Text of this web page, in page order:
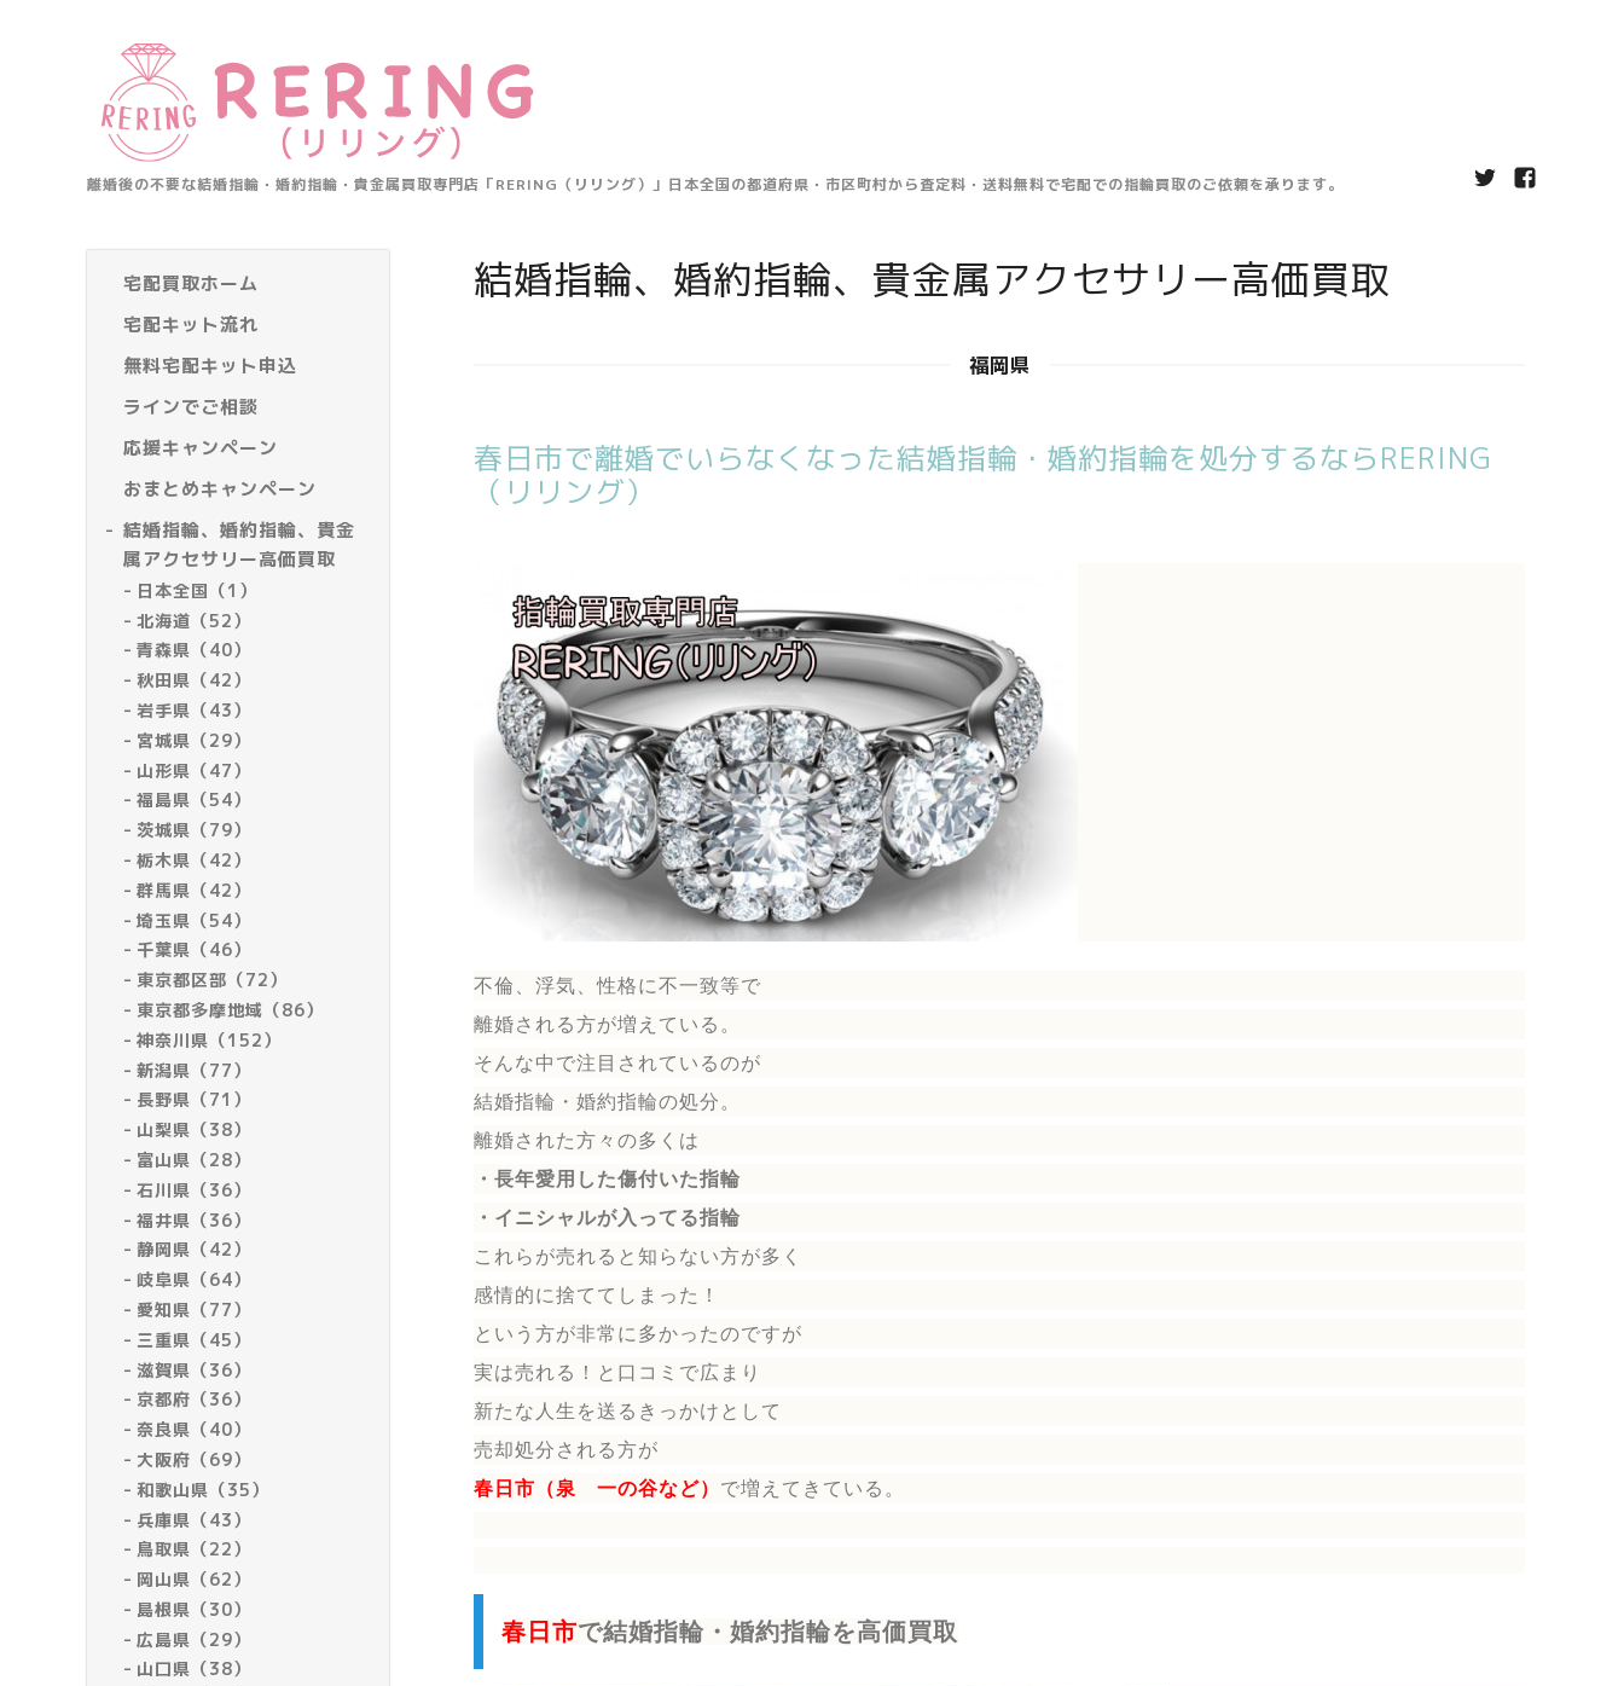
離婚後の不要な結婚指輪・婚約指輪・貴金属買取専門店「RERING（リリング）」日本全国の都道府県・市区町村から査定料・送料無料で宅配での指輪買取のご依頼を承ります。
宅配買取ホーム
宅配キット流れ
無料宅配キット申込
ラインでご相談
応援キャンペーン
おまとめキャンペーン
結婚指輪、婚約指輪、貴金
属アクセサリー高価買取
日本全国（1）
北海道（52）
青森県（40）
秋田県（42）
岩手県（43）
宮城県（29）
山形県（47）
福島県（54）
茨城県（79）
栃木県（42）
群馬県（42）
埼玉県（54）
千葉県（46）
東京都区部（72）
東京都多摩地域（86）
神奈川県（152）
新潟県（77）
長野県（71）
山梨県（38）
富山県（28）
石川県（36）
福井県（36）
静岡県（42）
岐阜県（64）
愛知県（77）
三重県（45）
滋賀県（36）
京都府（36）
奈良県（40）
大阪府（69）
和歌山県（35）
兵庫県（43）
鳥取県（22）
岡山県（62）
島根県（30）
広島県（29）
山口県（38）
結婚指輪、婚約指輪、貴金属アクセサリー高価買取
福岡県
春日市で離婚でいらなくなった結婚指輪・婚約指輪を処分するならRERING
（リリング）
不倫、浮気、性格に不一致等で
離婚される方が増えている。
そんな中で注目されているのが
結婚指輪 ・婚約指輪の処分。
離婚された方々の多くは
・長年愛用した傷付いた指輪
・イニシャルが入ってる指輪
これらが売れると知らない方が多く
感情的に捨ててしまった！
という方が非常に多かったのですが
実は売れる！と口コミで広まり
新たな人生を送る きっかけとして
売却処分される方が
春日市（泉 一の谷など） で増えてきている。
春日市で結婚指輪・婚約指輪を高価買取